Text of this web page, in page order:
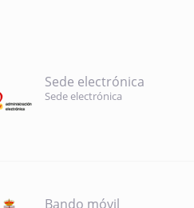
Sede electrónica
Sede electrónica
Bando móvil